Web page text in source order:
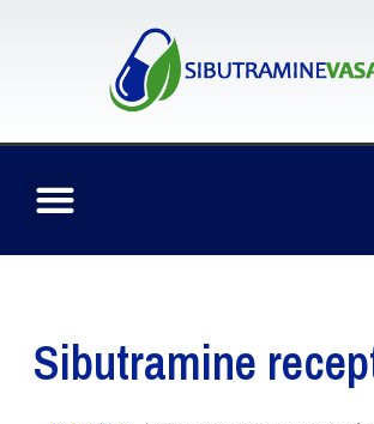
Sibutramine